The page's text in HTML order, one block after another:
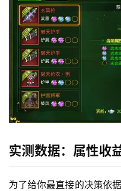
实测数据：属性收
为了给你最直接的决策依